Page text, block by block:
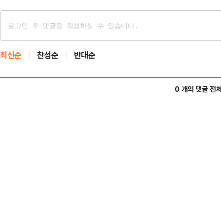
최신순 찬성순 반대순
0 개의 댓글 전